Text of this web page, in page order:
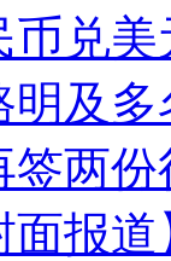
币兑
明及
签两
面报